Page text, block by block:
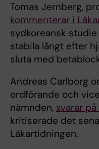
Tomas Jernberg,
kommenterar i
sydkoreansk
stabila långt efter
sluta med
Andreas Carlborg
ordförande och
nämnden, svarar
kritiserade det
Läkartidningen.